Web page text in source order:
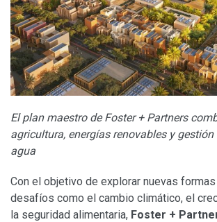
El plan maestro de Foster + Partners
agricultura, energías renovables y gestión
agua
Con el objetivo de explorar nuevas
desafíos como el cambio climático, el
la seguridad alimentaria, Foster +